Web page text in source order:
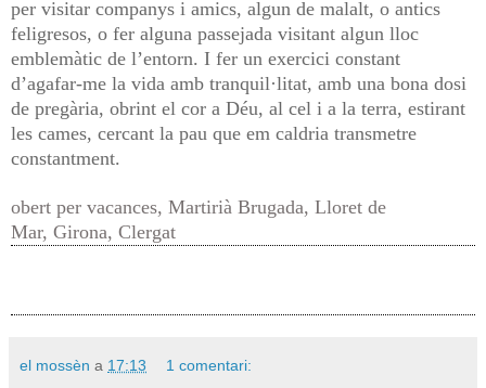
per visitar companys i amics, algun de malalt, o antics
feligresos, o fer alguna passejada visitant algun lloc
emblemàtic de l’entorn. I fer un exercici constant
d’agafar-me la vida amb tranquil·litat, amb una bona dosi
de pregària, obrint el cor a Déu, al cel i a la terra, estirant
les cames, cercant la pau que em caldria transmetre
constantment.
obert per vacances, Martirià Brugada, Lloret de
Mar, Girona, Clergat
el mossèn a 17:13 1 comentari: